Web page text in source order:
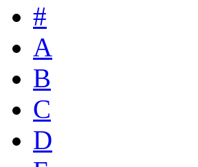
#
A
B
C
D